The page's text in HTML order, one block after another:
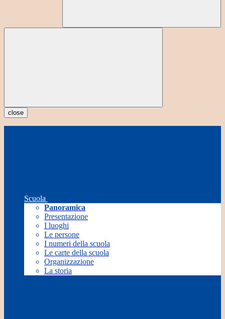
close
Scuola
Panoramica
Presentazione
I luoghi
Le persone
I numeri della scuola
Le carte della scuola
Organizzazione
La storia